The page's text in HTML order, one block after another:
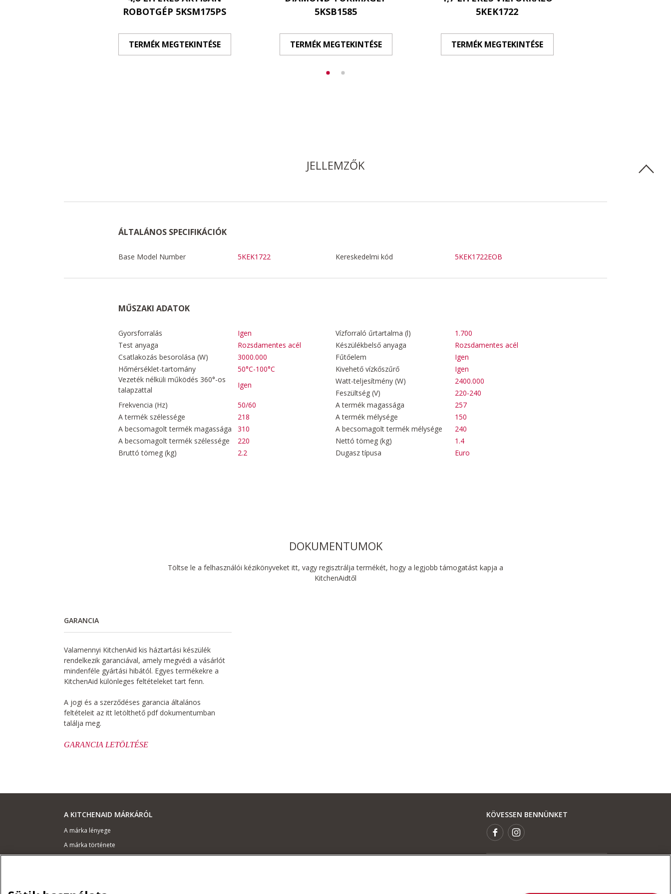
ROBOTGÉP 5KSM175PS
TERMÉK MEGTEKINTÉSE
5KSB1585
TERMÉK MEGTEKINTÉSE
5KEK1722
TERMÉK MEGTEKINTÉSE
JELLEMZŐK
ÁLTALÁNOS SPECIFIKÁCIÓK
Base Model Number 5KEK1722 Kereskedelmi kód 5KEK1722EOB
MŰSZAKI ADATOK
Gyorsforralás Igen Vízforraló űrtartalma (l)
1.700
Test anyaga
Rozsdamentes acél Készülékbelső anyaga
Rozsdamentes acél
Csatlakozás besorolása (W)
3000.000 Fűtőelem
Igen
Hőmérséklet-tartomány
50°C-100°C Kivehető vízkőszűrő
Igen
Vezeték nélküli működés 360°-os
talapzattal
Igen Watt-teljesítmény (W)
2400.000
Feszültség (V)
220-240
Frekvencia (Hz)
50/60 A termék magassága
257
A termék szélessége
218 A termék mélysége
150
A becsomagolt termék magassága
310 A becsomagolt termék mélysége
240
A becsomagolt termék szélessége
220 Nettó tömeg (kg)
1.4
Bruttó tömeg (kg)
2.2 Dugasz típusa Euro
DOKUMENTUMOK
Töltse le a felhasználói kézikönyveket itt, vagy regisztrálja termékét, hogy a legjobb támogatást kapja a
KitchenAidtől
GARANCIA
Valamennyi KitchenAid kis háztartási készülék
rendelkezik garanciával, amely megvédi a vásárlót
mindenféle gyártási hibától. Egyes termékekre a
KitchenAid különleges feltételeket tart fenn.
A jogi és a szerződéses garancia általános
feltételeit az itt letölthető pdf dokumentumban
találja meg.
GARANCIA LETÖLTÉSE
A KITCHENAID MÁRKÁRÓL
A márka lényege
A márka története
KÖVESSEN BENNÜNKET